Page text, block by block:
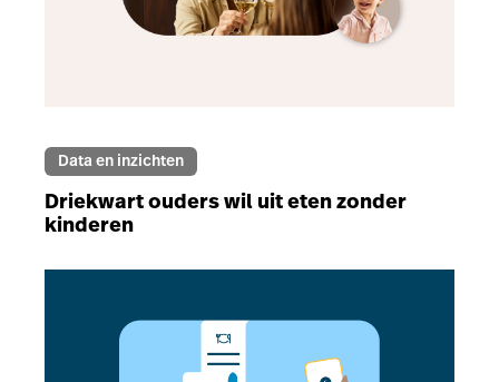
Data en inzichten
Driekwart ouders wil uit eten zonder
kinderen